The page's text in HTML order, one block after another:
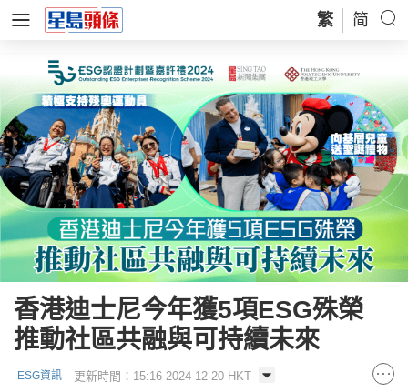
繁 简
香港迪士尼今年獲5項ESG殊榮
推動社區共融與可持續未來
ESG資訊 更新時間：15:16 2024-12-20 HKT